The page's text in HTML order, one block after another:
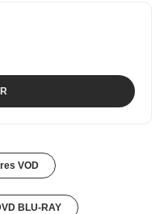
VOD
BLU-RAY